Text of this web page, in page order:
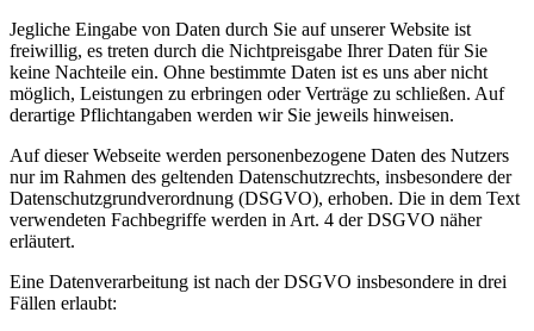
Jegliche Eingabe von Daten durch Sie auf unserer Website ist
freiwillig, es treten durch die Nichtpreisgabe Ihrer Daten für Sie
keine Nachteile ein. Ohne bestimmte Daten ist es uns aber nicht
möglich, Leistungen zu erbringen oder Verträge zu schließen. Auf
derartige Pflichtangaben werden wir Sie jeweils hinweisen.
Auf dieser Webseite werden personenbezogene Daten des Nutzers
nur im Rahmen des geltenden Datenschutzrechts, insbesondere der
Datenschutzgrundverordnung (DSGVO), erhoben. Die in dem Text
verwendeten Fachbegriffe werden in Art. 4 der DSGVO näher
erläutert.
Eine Datenverarbeitung ist nach der DSGVO insbesondere in drei
Fällen erlaubt: